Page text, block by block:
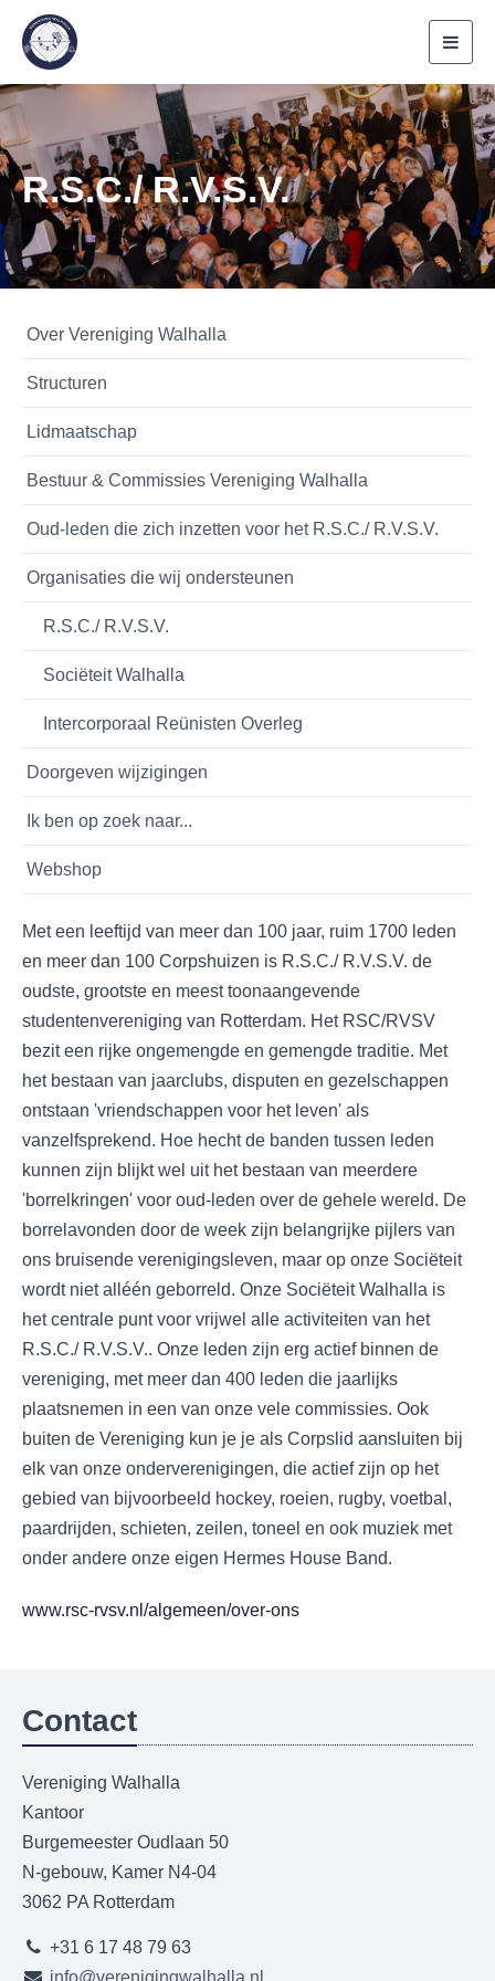
R.S.C./ R.V.S.V.
Over Vereniging Walhalla
Structuren
Lidmaatschap
Bestuur & Commissies Vereniging Walhalla
Oud-leden die zich inzetten voor het R.S.C./ R.V.S.V.
Organisaties die wij ondersteunen
R.S.C./ R.V.S.V.
Sociëteit Walhalla
Intercorporaal Reünisten Overleg
Doorgeven wijzigingen
Ik ben op zoek naar...
Webshop
Met een leeftijd van meer dan 100 jaar, ruim 1700 leden
en meer dan 100 Corpshuizen is R.S.C./ R.V.S.V. de
oudste, grootste en meest toonaangevende
studentenvereniging van Rotterdam. Het RSC/RVSV
bezit een rijke ongemengde en gemengde traditie. Met
het bestaan van jaarclubs, disputen en gezelschappen
ontstaan 'vriendschappen voor het leven' als
vanzelfsprekend. Hoe hecht de banden tussen leden
kunnen zijn blijkt wel uit het bestaan van meerdere
'borrelkringen' voor oud-leden over de gehele wereld. De
borrelavonden door de week zijn belangrijke pijlers van
ons bruisende verenigingsleven, maar op onze Sociëteit
wordt niet alléén geborreld. Onze Sociëteit Walhalla is
het centrale punt voor vrijwel alle activiteiten van het
R.S.C./ R.V.S.V.. Onze leden zijn erg actief binnen de
vereniging, met meer dan 400 leden die jaarlijks
plaatsnemen in een van onze vele commissies. Ook
buiten de Vereniging kun je je als Corpslid aansluiten bij
elk van onze onderverenigingen, die actief zijn op het
gebied van bijvoorbeeld hockey, roeien, rugby, voetbal,
paardrijden, schieten, zeilen, toneel en ook muziek met
onder andere onze eigen Hermes House Band.
www.rsc-rvsv.nl/algemeen/over-ons
Contact
Vereniging Walhalla
Kantoor
Burgemeester Oudlaan 50
N-gebouw, Kamer N4-04
3062 PA Rotterdam
+31 6 17 48 79 63
info@verenigingwalhalla.nl